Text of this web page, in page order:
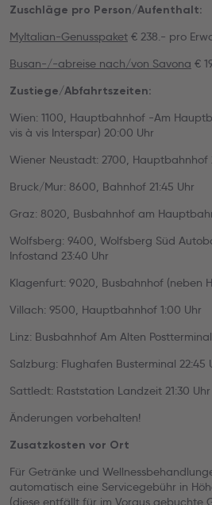
Zuschläge pro Person/Aufenthalt:
MyItalian-Genusspaket € 238.- pro
Busan-/-abreise nach/von Savona €
Zustiege/Abfahrtszeiten:
Wien: 1100, Hauptbahnhof -Am
vis à vis Interspar) 20:00 Uhr
Wiener Neustadt: 2700, Hauptbahnhof
Bruck/Mur: 8600, Bahnhof 21:45 Uhr
Graz: 8020, Busbahnhof am
Wolfsberg: 9400, Wolfsberg Süd
Infostand 23:40 Uhr
Klagenfurt: 9020, Busbahnhof (neben
Villach: 9500, Hauptbahnhof 1:00 Uhr
Linz: Busbahnhof Am Alten
Salzburg: Flughafen Busterminal 22:45
Sattledt: Raststation Landzeit 21:30 Uhr
Änderungen vorbehalten!
Zusatzkosten vor Ort
Für Getränke und
automatisch eine Servicegebühr in
(diese entfällt für im Voraus gebuchte